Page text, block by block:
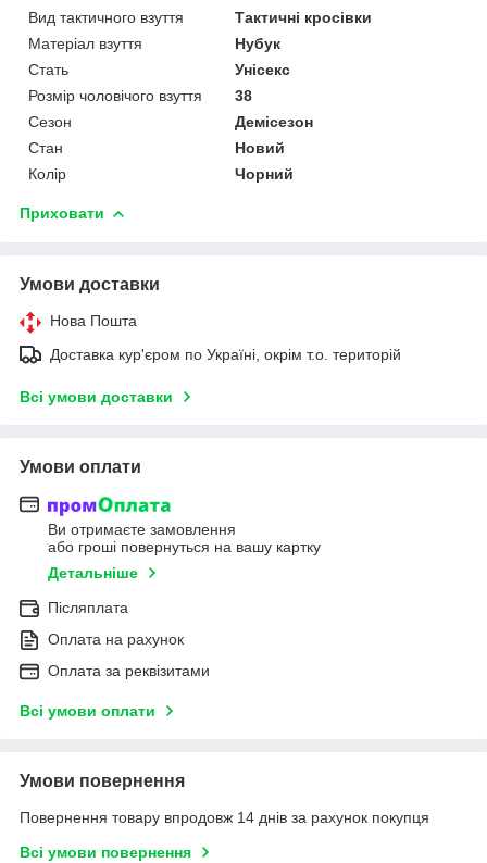
Вид тактичного взуття
Тактичні кросівки
Матеріал взуття
Нубук
Стать
Унісекс
Розмір чоловічого взуття
38
Сезон
Демісезон
Стан
Новий
Колір
Чорний
Приховати
Умови доставки
Нова Пошта
Доставка кур'єром по Україні, окрім т.о. територій
Всі умови доставки
Умови оплати
Ви отримаєте замовлення
або гроші повернуться на вашу картку
Детальніше
Післяплата
Оплата на рахунок
Оплата за реквізитами
Всі умови оплати
Умови повернення
Повернення товару впродовж 14 днів за рахунок покупця
Всі умови повернення